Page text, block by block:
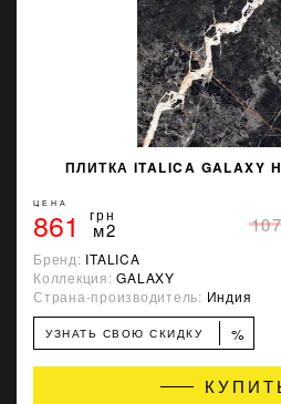
ПЛИТКА ITALICA GALAXY
ЦЕНА
861 грн
м2
Бренд: ITALICA
Коллекция:GALAXY
Страна-производитель: Индия
УЗНАТЬ СВОЮ СКИДКУ %